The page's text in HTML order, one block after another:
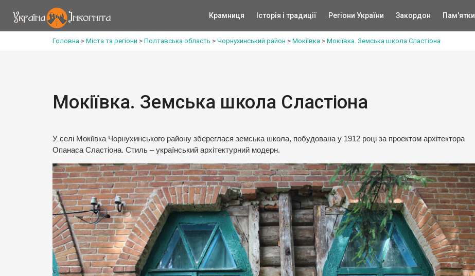
Крамниця Історія і традиції Регіони України Закордон Пам'ятки
Головна > Міста та регіони > Полтавська область > Чорнухинський район > Мокіївка > Мокіївка. Земська школа Сластіона
Мокіївка. Земська школа Сластіона
У селі Мокіївка Чорнухинського району збереглася земська школа, побудована у 1912 році за проектом архітектора
Опанаса Сластіона. Стиль – український архітектурний модерн.